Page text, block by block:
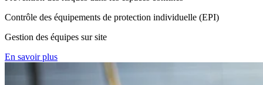
Contrôle des équipements de protection individuelle (EPI)
Gestion des équipes sur site
En savoir plus